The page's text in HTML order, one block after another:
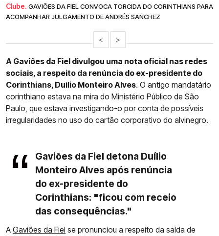
Clube. GAVIÕES DA FIEL CONVOCA TORCIDA DO CORINTHIANS PARA
ACOMPANHAR JULGAMENTO DE ANDRÉS SANCHEZ
< >
A Gaviões da Fiel divulgou uma nota oficial nas redes
sociais, a respeito da renúncia do ex-presidente do
Corinthians, Duílio Monteiro Alves. O antigo mandatário
corinthiano estava na mira do Ministério Público de São
Paulo, que estava investigando-o por conta de possíveis
irregularidades no uso do cartão corporativo do alvinegro.
Gaviões da Fiel detona Duílio
Monteiro Alves após renúncia
do ex-presidente do
Corinthians: "ficou com receio
das consequências."
A Gaviões da Fiel se pronunciou a respeito da saída de